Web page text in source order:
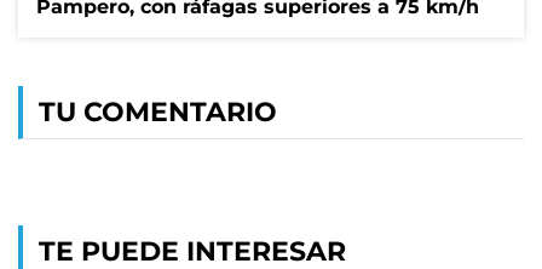
Pampero, con ráfagas superiores a 75 km/h
TU COMENTARIO
TE PUEDE INTERESAR